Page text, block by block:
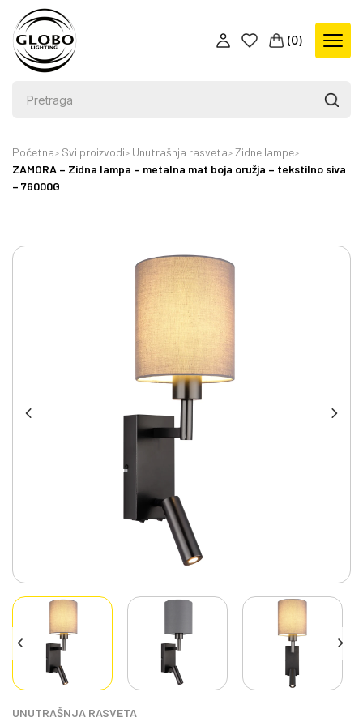
(0)
Početna Svi proizvodi Unutrašnja rasveta Zidne lampe
ZAMORA – Zidna lampa – metalna mat boja oružja – tekstilno siva
– 76000G
UNUTRAŠNJA RASVETA